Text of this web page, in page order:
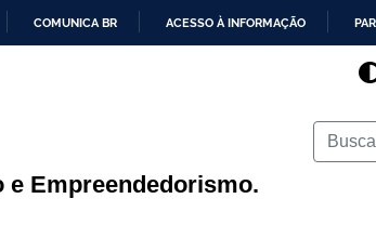
COMUNICA BR ACESSO À INFORMAÇÃO
e Empreendedorismo.